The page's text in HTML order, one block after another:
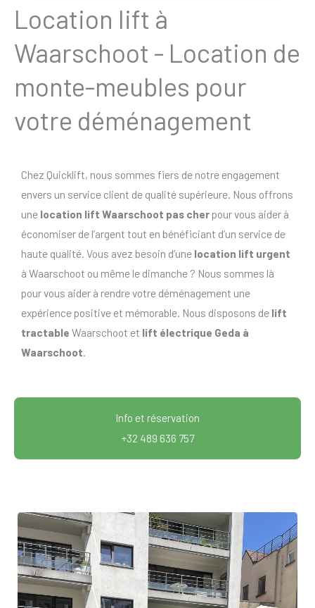
Location lift à
Waarschoot - Location de
monte-meubles pour
votre déménagement
Chez Quicklift, nous sommes fiers de notre engagement
envers un service client de qualité supérieure. Nous offrons
une location lift Waarschoot pas cher pour vous aider à
économiser de l’argent tout en bénéficiant d’un service de
haute qualité. Vous avez besoin d’une location lift urgent
à Waarschoot ou même le dimanche ? Nous sommes là
pour vous aider à rendre votre déménagement une
expérience positive et mémorable. Nous disposons de lift
tractable Waarschoot et lift électrique Geda à
Waarschoot.
Info et réservation
+32 489 636 757